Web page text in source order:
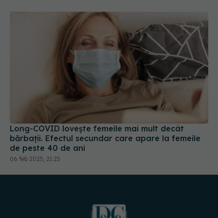
Long-COVID lovește femeile mai mult decât
bărbații. Efectul secundar care apare la femeile
de peste 40 de ani
06 feb 2025, 21:25
URMĂREȘTE-NE PE: